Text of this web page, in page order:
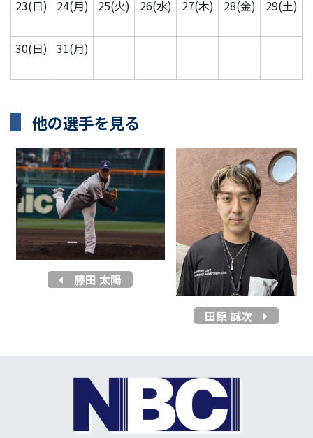
23(日) 24(月) 25(火) 26(水) 27(木) 28(金) 29(土)
30(日) 31(月)
他の選手を見る
藤田 太陽
田原 誠次